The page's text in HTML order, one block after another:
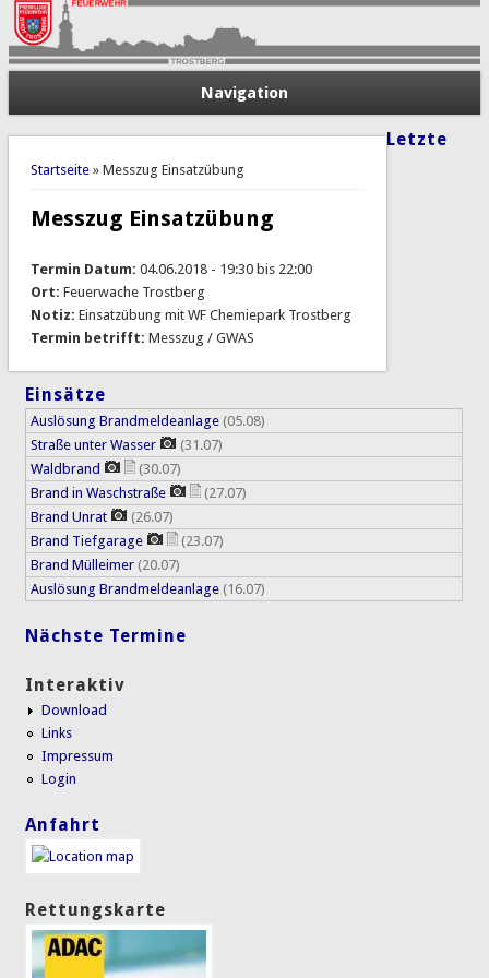
Navigation
Sie sind hier
Startseite» Messzug Einsatzübung
Messzug Einsatzübung
Termin Datum: 04.06.2018 - 19:30bis 22:00
Ort: Feuerwache Trostberg
Notiz: Einsatzübung mit WF Chemiepark Trostberg
Termin betrifft: Messzug / GWAS
Letzte
Einsätze
Auslösung Brandmeldeanlage (05.08)
Straße unter Wasser
(31.07)
Waldbrand
(30.07)
Brand in Waschstraße
(27.07)
Brand Unrat
(26.07)
Brand Tiefgarage
(23.07)
Brand Mülleimer (20.07)
Auslösung Brandmeldeanlage (16.07)
Nächste Termine
Interaktiv
Download
Links
Impressum
Login
Anfahrt
Rettungskarte